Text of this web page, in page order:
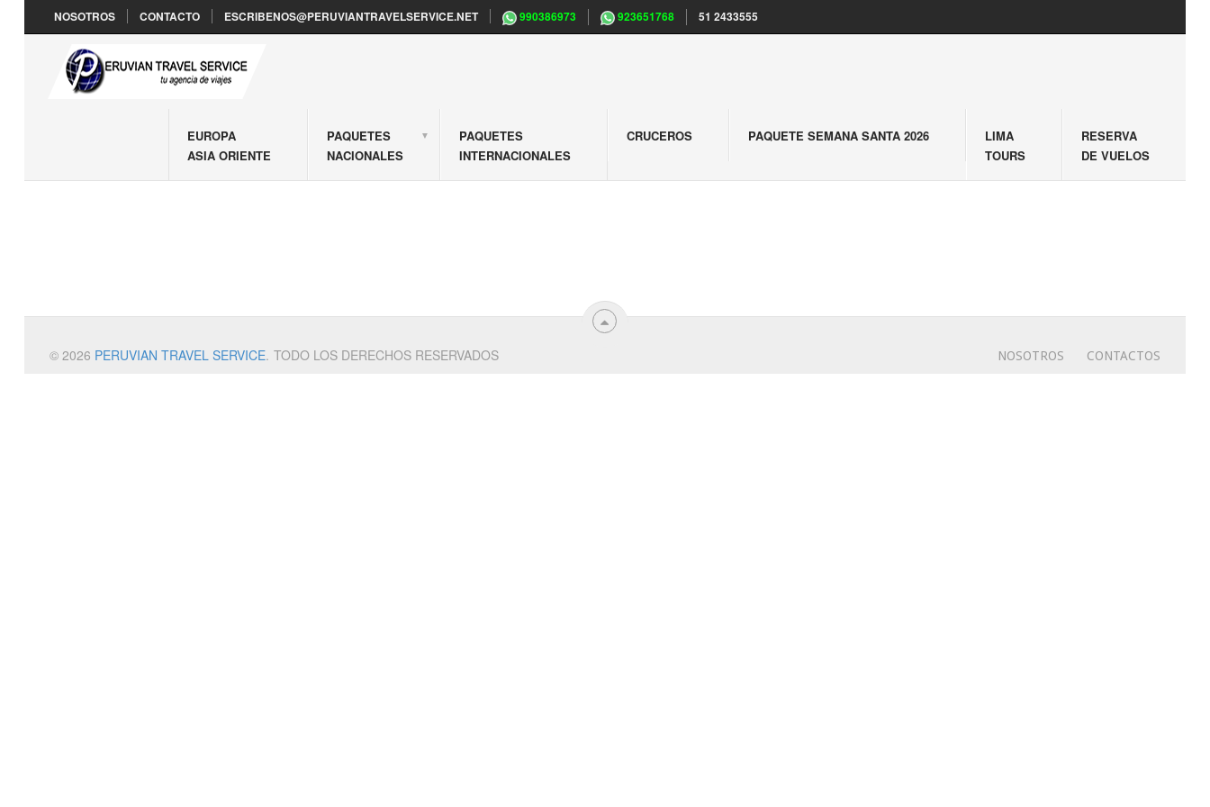
NOSOTROS CONTACTO ESCRIBENOS@PERUVIANTRAVELSERVICE.NET 990386973 923651768 51 2433555
EUROPA
ASIA ORIENTE
PAQUETES
NACIONALES
PAQUETES
INTERNACIONALES
CRUCEROS PAQUETE SEMANA SANTA 2026
LIMA
TOURS
RESERVA
DE VUELOS
© 2026 PERUVIAN TRAVEL SERVICE. TODO LOS DERECHOS RESERVADOS NOSOTROS CONTACTOS